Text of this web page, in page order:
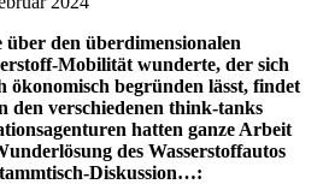
den überdimensionalen
Mobilität wunderte, der sich
ökonomisch begründen lässt, findet
den verschiedenen think-tanks
hatten ganze Arbeit
des Wasserstoffautos
Diskussion…: